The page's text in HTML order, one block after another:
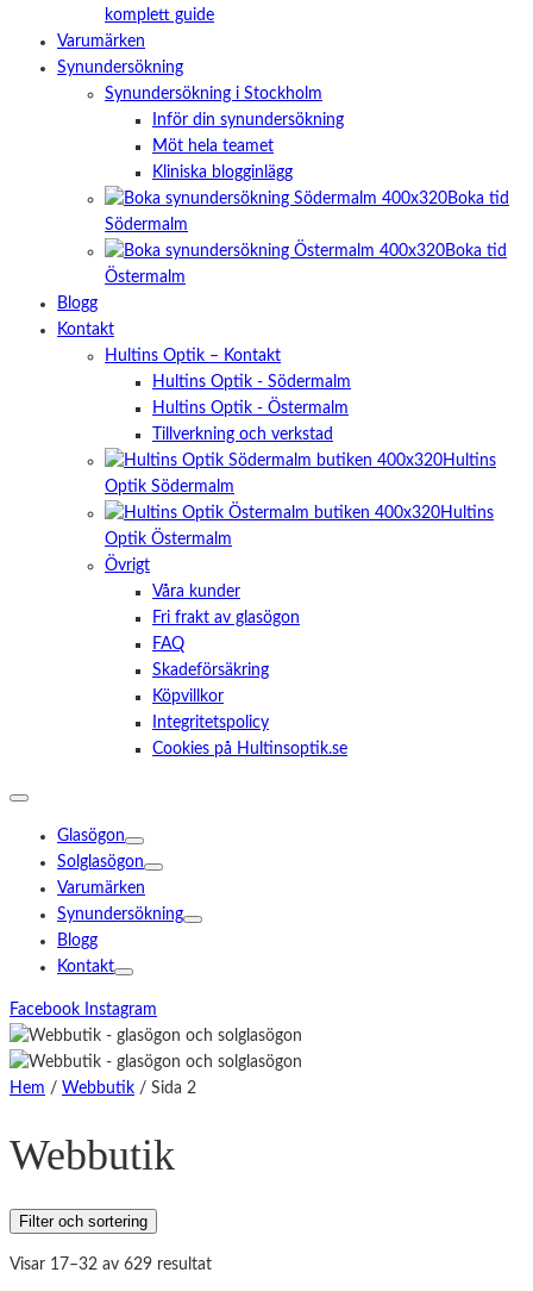
komplett guide
Varumärken
Synundersökning
Synundersökning i Stockholm
Inför din synundersökning
Möt hela teamet
Kliniska blogginlägg
Boka tid
Södermalm
Boka tid
Östermalm
Blogg
Kontakt
Hultins Optik – Kontakt
Hultins Optik - Södermalm
Hultins Optik - Östermalm
Tillverkning och verkstad
Hultins
Optik Södermalm
Hultins
Optik Östermalm
Övrigt
Våra kunder
Fri frakt av glasögon
FAQ
Skadeförsäkring
Köpvillkor
Integritetspolicy
Cookies på Hultinsoptik.se
Glasögon
Solglasögon
Varumärken
Synundersökning
Blogg
Kontakt
Facebook Instagram
Hem / Webbutik / Sida 2
Webbutik
Filter och sortering
Visar 17–32 av 629 resultat